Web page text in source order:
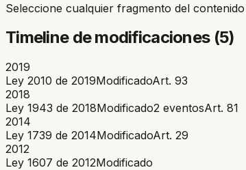
Seleccione cualquier fragmento del
Timeline de modificaciones (5)
2019
Ley 2010 de 2019ModificadoArt. 93
2018
Ley 1943 de 2018Modificado2 eventosArt. 81
2014
Ley 1739 de 2014ModificadoArt. 29
2012
Ley 1607 de 2012Modificado